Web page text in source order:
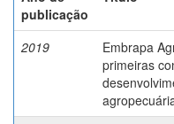
publicação
2019
Embrapa
primeiras